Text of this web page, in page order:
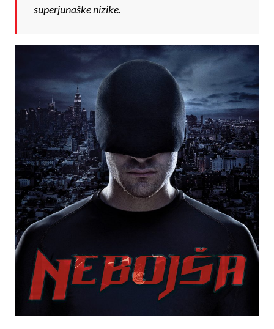
superjunaške nizike.